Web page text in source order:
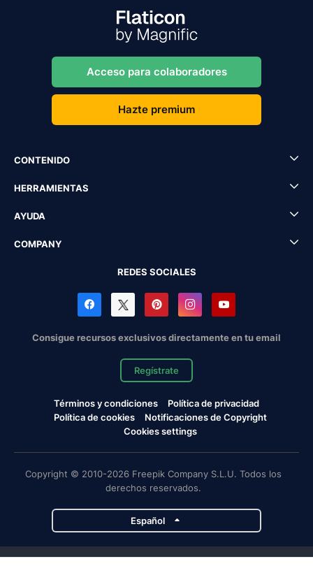
Acceso para colaboradores
Hazte premium
CONTENIDO
HERRAMIENTAS
AYUDA
COMPANY
REDES SOCIALES
Consigue recursos exclusivos directamente en tu email
Regístrate
Términos y condiciones
Política de privacidad
Política de cookies
Notificaciones de Copyright
Cookies settings
Copyright © 2010-2026 Freepik Company S.L.U. Todos los
derechos reservados.
Español